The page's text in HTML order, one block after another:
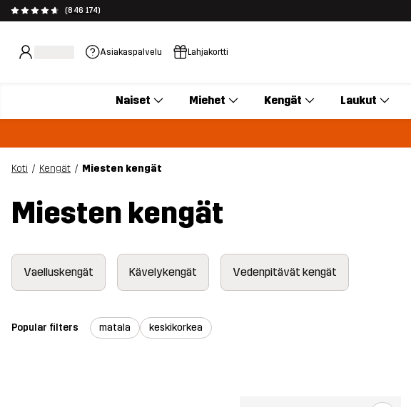
(846 174)
Asiakaspalvelu Lahjakortti
Naiset Miehet Kengät Laukut
Koti Kengät Miesten kengät
Miesten kengät
Vaelluskengät Kävelykengät Vedenpitävät kengät
Popular filters matala keskikorkea